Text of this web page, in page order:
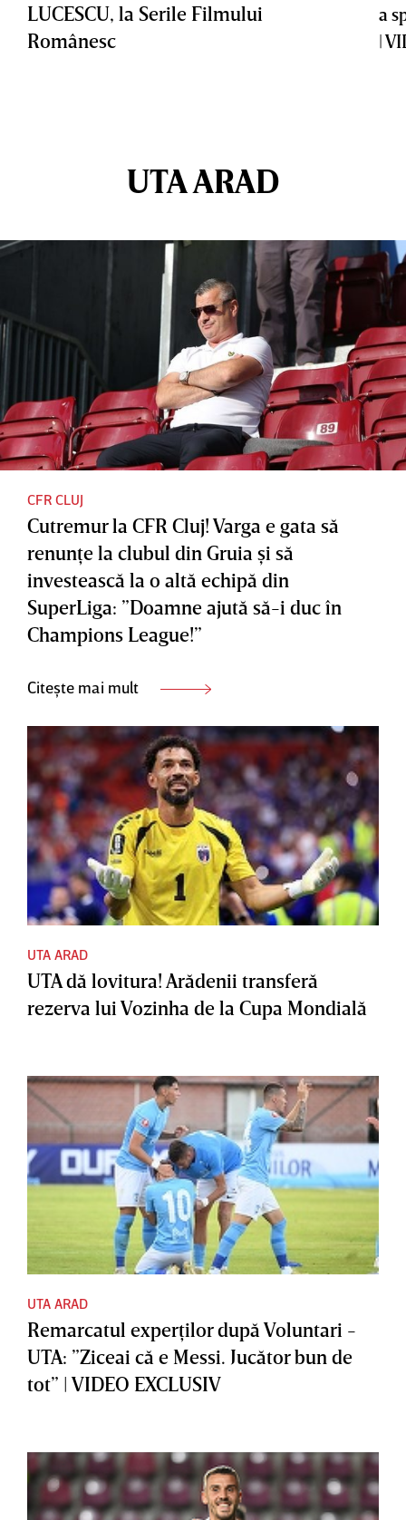
LUCESCU, la Serile Filmului
Românesc
a
|
UTA ARAD
CFR CLUJ
Cutremur la CFR Cluj! Varga e gata să
renunţe la clubul din Gruia şi să
investească la o altă echipă din
SuperLiga: ”Doamne ajută să-i duc în
Champions League!”
Citește mai mult
UTA ARAD
UTA dă lovitura! Arădenii transferă
rezerva lui Vozinha de la Cupa Mondială
UTA ARAD
Remarcatul experţilor după Voluntari -
UTA: ”Ziceai că e Messi. Jucător bun de
tot” | VIDEO EXCLUSIV